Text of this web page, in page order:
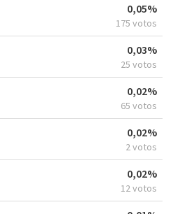
0,05%
175 votos
0,03%
25 votos
0,02%
65 votos
0,02%
2 votos
0,02%
12 votos